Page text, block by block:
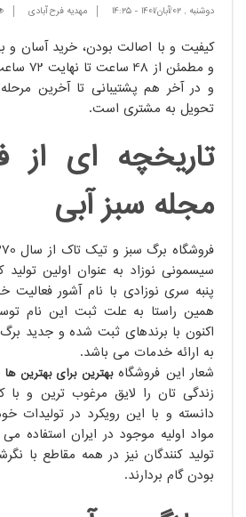
دوشنبه , 02/آبان/1401 -
14:25 مهدیه فرح آبادی
کیفیت و با اصالت بودن، خرید آسان و
و مطمئن
و در آخر هم پشتیبانی تا آخرین
تحویل به مشتری است.
تاریخچه ای از
مجله سبز آبی
سیسمونی نوزاد به عنوان اولین
پنبه سری نوزادی با نام آشور فعالیت
همین راستا به علت ثبت این نام
اکنون با برندهای ثبت شده و جدید
به ارائه خدمات می باشد.
شعار این فروشگاهبهترین برای بهترین ها
زندگی تان را لایق مرغوب ترین و
دانسته و با این رویکرد در تولیدات
مواد اولیه موجود در ایران استفاده می
تولید کنندگان نیز در همه مقاطع با
بودن گام بردارند.